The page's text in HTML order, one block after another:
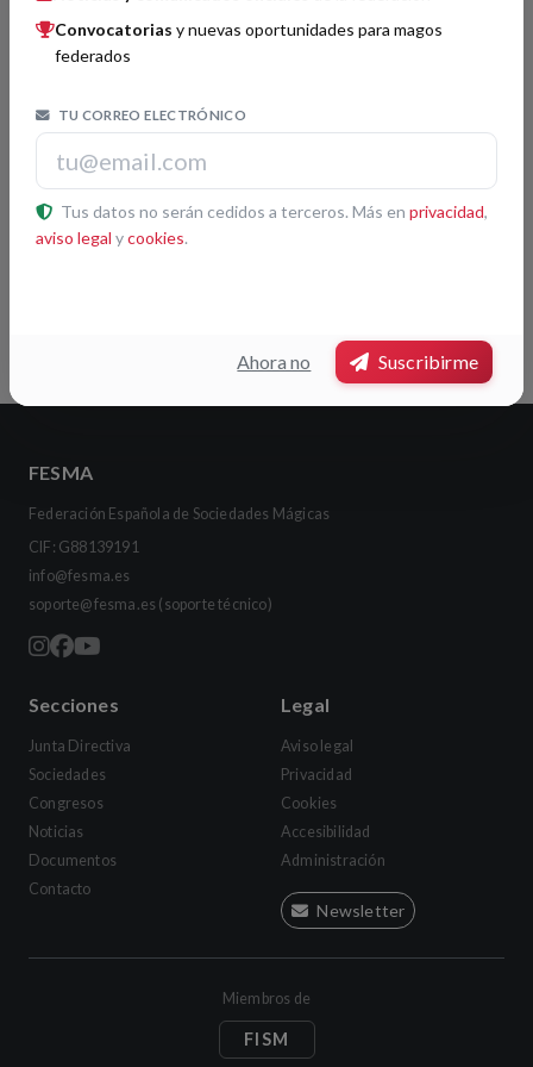
01/04/2025
Buscar
Convocatorias y nuevas oportunidades para magos
federados
TU CORREO ELECTRÓNICO
Tus datos no serán cedidos a terceros. Más en privacidad,
aviso legal ycookies.
Ahora no Suscribirme
FESMA
Federación Española de Sociedades Mágicas
CIF: G88139191
info@fesma.es
soporte@fesma.es (soporte técnico)
Secciones
Junta Directiva
Sociedades
Congresos
Noticias
Documentos
Contacto
Legal
Aviso legal
Privacidad
Cookies
Accesibilidad
Administración
Newsletter
Miembros de
FISM